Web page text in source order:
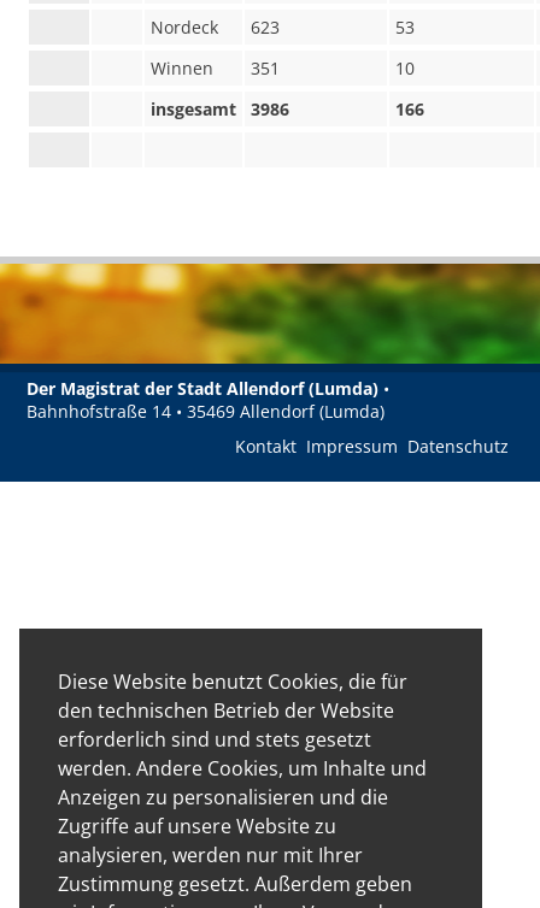
Diese Website benutzt Cookies, die für
den technischen Betrieb der Website
erforderlich sind und stets gesetzt
werden. Andere Cookies, um Inhalte und
Anzeigen zu personalisieren und die
Zugriffe auf unsere Website zu
analysieren, werden nur mit Ihrer
Zustimmung gesetzt. Außerdem geben
Nordeck
623
53
Winnen
351
10
insgesamt
3986 166
Der Magistrat der Stadt Allendorf (Lumda) •
Bahnhofstraße 14 • 35469 Allendorf (Lumda)
Kontakt Impressum Datenschutz